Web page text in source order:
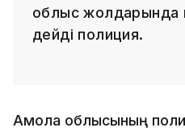
облыс жолдарында
дейді полиция.
Ақмола облысының